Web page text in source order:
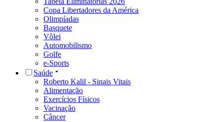
Copa Libertadores da América
Olimpíadas
Basquete
Vôlei
Automobilismo
Golfe
e-Sports
Saúde
Roberto Kalil - Sinais Vitais
Alimentação
Exercícios Físicos
Vacinação
Câncer